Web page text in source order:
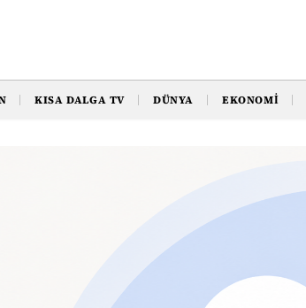
KISA DALGA TV DÜNYA EKONOMI